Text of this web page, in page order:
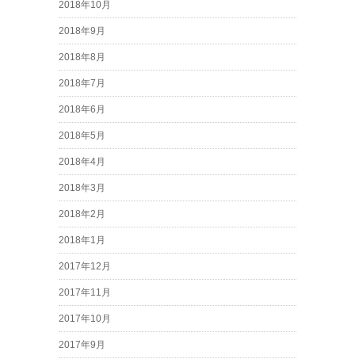
2018年10月
2018年9月
2018年8月
2018年7月
2018年6月
2018年5月
2018年4月
2018年3月
2018年2月
2018年1月
2017年12月
2017年11月
2017年10月
2017年9月